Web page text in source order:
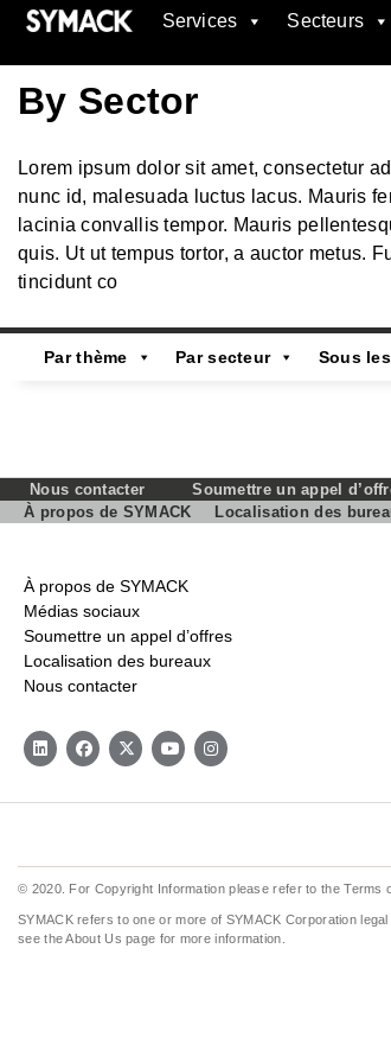
Services Secteurs
By Sector
Lorem ipsum dolor sit amet, consectetur
nunc id, malesuada luctus lacus. Mauris
lacinia convallis tempor. Mauris
quis. Ut ut tempus tortor, a auctor metus.
tincidunt co
Par thème Par secteur Sous
Nous contacter
Soumettre un appel
À propos de SYMACK
Localisation des
À propos de SYMACK
Médias sociaux
Soumettre un appel d’offres
Localisation des bureaux
Nous contacter
© 2020. For Copyright Information please refer to theTerms
SYMACK refers to one or more of SYMACK Corporation
see theAbout Us page for more information.